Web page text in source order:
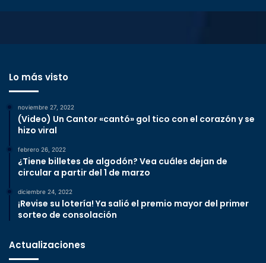
Lo más visto
noviembre 27, 2022
(Video) Un Cantor «cantó» gol tico con el corazón y se
hizo viral
febrero 26, 2022
¿Tiene billetes de algodón? Vea cuáles dejan de
circular a partir del 1 de marzo
diciembre 24, 2022
¡Revise su lotería! Ya salió el premio mayor del primer
sorteo de consolación
Actualizaciones